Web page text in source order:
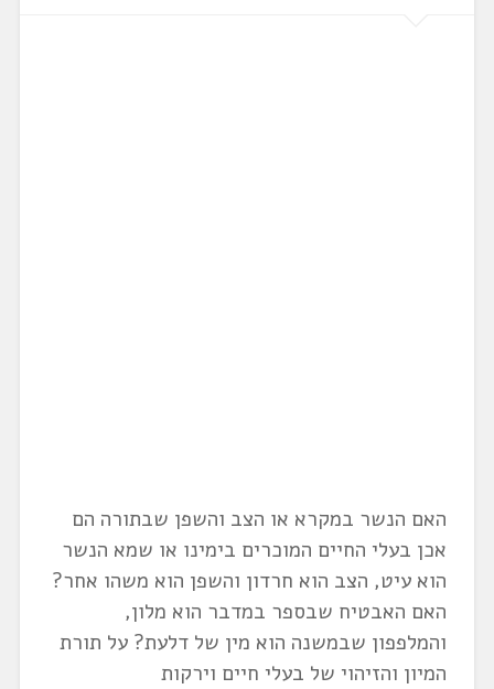
האם הנשר במקרא או הצב והשפן שבתורה הם
אכן בעלי החיים המוכרים בימינו או שמא הנשר
הוא עיט, הצב הוא חרדון והשפן הוא משהו אחר?
האם האבטיח שבספר במדבר הוא מלון,
והמלפפון שבמשנה הוא מין של דלעת? על תורת
המיון והזיהוי של בעלי חיים וירקות